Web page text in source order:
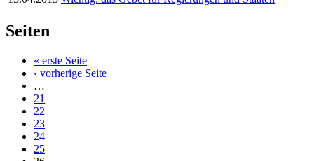
Seiten
« erste Seite
‹ vorherige Seite
…
21
22
23
24
25